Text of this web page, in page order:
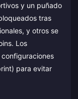
y un puñado
tras
y otros se
Los
para evitar